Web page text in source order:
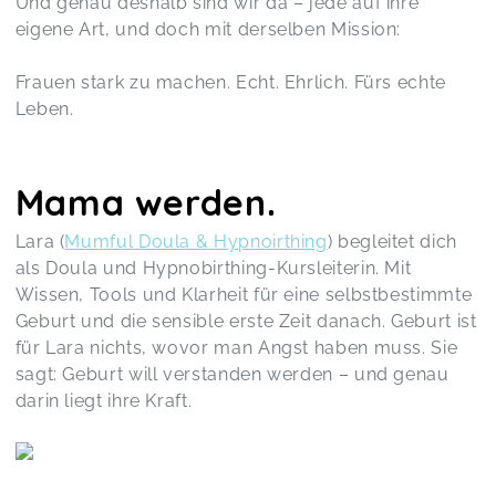
eigene Art, und doch mit derselben Mission:
Frauen stark zu machen. Echt. Ehrlich. Fürs echte
Leben.
Mama werden.
Lara (Mumful Doula & Hypnoirthing) begleitet dich
als Doula und Hypnobirthing-Kursleiterin. Mit
Wissen, Tools und Klarheit für eine selbstbestimmte
Geburt und die sensible erste Zeit danach. Geburt ist
für Lara nichts, wovor man Angst haben muss. Sie
sagt: Geburt will verstanden werden – und genau
darin liegt ihre Kraft.